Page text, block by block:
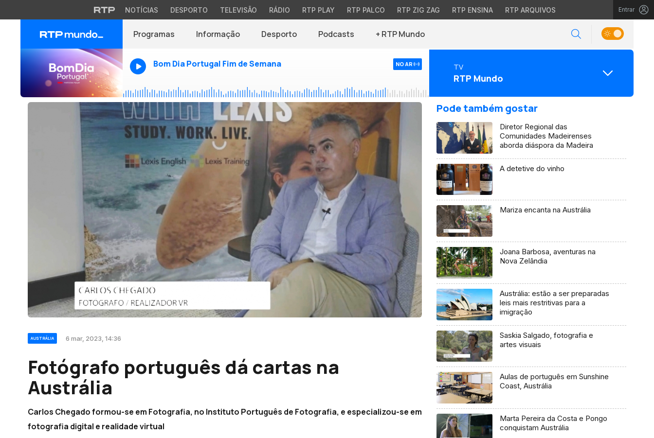
NOTÍCIAS DESPORTO TELEVISÃO RÁDIO RTP PLAY RTP PALCO RTP ZIG ZAG RTP ENSINA RTP ARQUIVOS Entrar
Programas Informação Desporto Podcasts + RTP Mundo
Bom Dia Portugal Fim de Semana NO AR TV
RTP Mundo
AUSTRÁLIA 6 mar, 2023, 14:36
Fotógrafo português dá cartas na
Austrália
Carlos Chegado formou-se em Fotografia, no Instituto Português de Fotografia, e especializou-se em
fotografia digital e realidade virtual
Pode também gostar
Diretor Regional das
Comunidades Madeirenses
aborda diáspora da Madeira
A detetive do vinho
Mariza encanta na Austrália
Joana Barbosa, aventuras na
Nova Zelândia
Austrália: estão a ser preparadas
leis mais restritivas para a
imigração
Saskia Salgado, fotografia e
artes visuais
Aulas de português em Sunshine
Coast, Austrália
Marta Pereira da Costa e Pongo
conquistam Austrália